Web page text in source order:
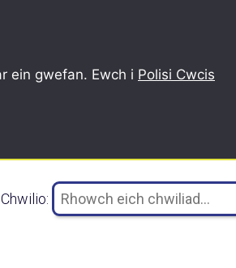
ein gwefan. Ewch i Polisi Cwcis
Chwilio: